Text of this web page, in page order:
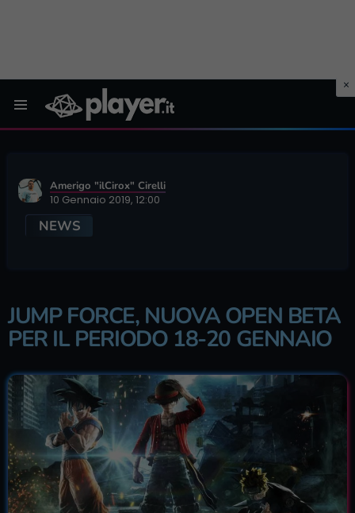
Amerigo "ilCirox" Cirelli
10 Gennaio 2019, 12:00
NEWS
JUMP FORCE, NUOVA OPEN BETA
PER IL PERIODO 18-20 GENNAIO